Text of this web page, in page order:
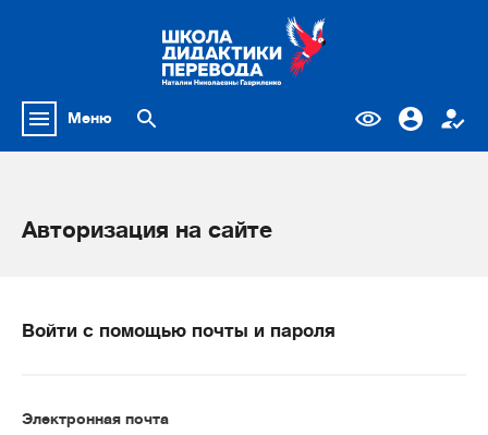
Меню
Авторизация на сайте
Войти с помощью почты и пароля
Электронная почта